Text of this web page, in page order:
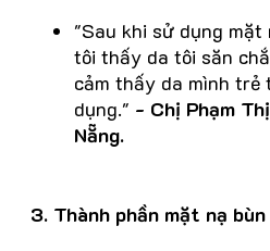
"Sau khi sử dụng mặt
tôi thấy da tôi săn
cảm thấy da mình
dụng." - Chị Phạm
Nẵng.
3. Thành phần mặt nạ